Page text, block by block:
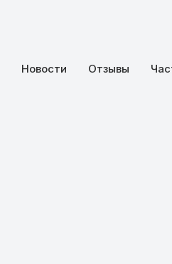
Новости Отзывы